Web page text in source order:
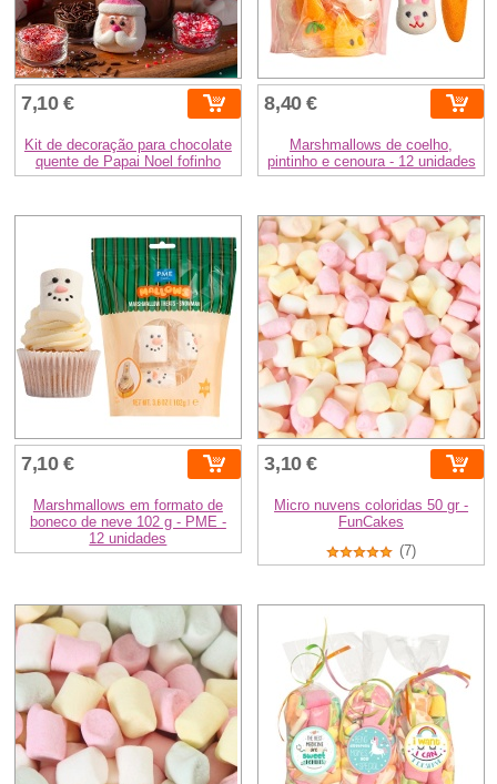
7,10 €
Kit de decoração para chocolate
quente de Papai Noel fofinho
8,40 €
Marshmallows de coelho,
pintinho e cenoura - 12 unidades
7,10 €
Marshmallows em formato de
boneco de neve 102 g - PME -
12 unidades
3,10 €
Micro nuvens coloridas 50 gr -
FunCakes
(7)